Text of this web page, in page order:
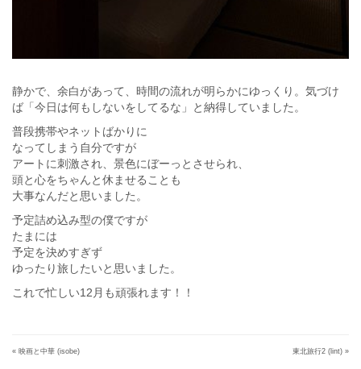
静かで、余白があって、時間の流れが明らかにゆっくり。気づけ
ば「今日は何もしないをしてるな」と納得していました。
普段携帯やネットばかりに
なってしまう自分ですが
アートに刺激され、景色にぼーっとさせられ、
頭と心をちゃんと休ませることも
大事なんだと思いました。
予定詰め込み型の僕ですが
たまには
予定を決めすぎず
ゆったり旅したいと思いました。
これで忙しい12月も頑張れます！！
« 映画と中華 (isobe) 東北旅行2 (lint) »